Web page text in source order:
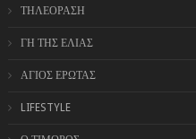
ΤΗΛΕΟΡΑΣΗ
ΓΗ ΤΗΣ ΕΛΙΑΣ
ΑΓΙΟΣ ΕΡΩΤΑΣ
LIFESTYLE